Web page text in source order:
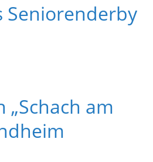
Seniorenderby
„Schach am